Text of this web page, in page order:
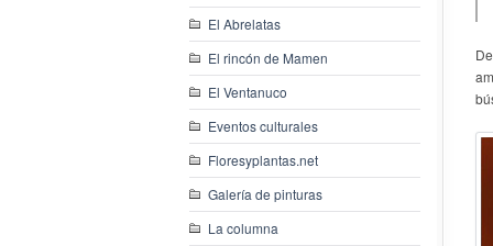
El Abrelatas
El rincón de Mamen
El Ventanuco
Eventos culturales
Floresyplantas.net
Galería de pinturas
La columna